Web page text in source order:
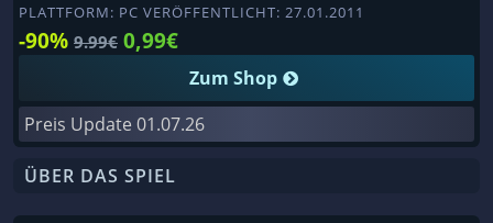
PLATTFORM: PC VERÖFFENTLICHT: 27.01.2011
-90% 9.99€ 0,99€
Zum Shop
Preis Update 01.07.26
ÜBER DAS SPIEL